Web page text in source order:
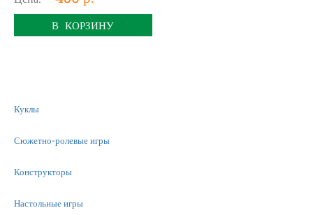
В КОРЗИНУ
Куклы
Сюжетно-ролевые игры
Конструкторы
Настольные игры